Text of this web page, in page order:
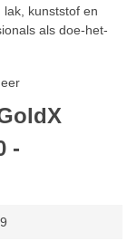
opschuren
afwerking
of vernis
schuurgangen
voor alle
kunststof en
als doe-het-
-